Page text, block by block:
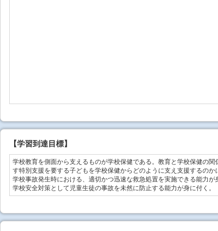
【学習到達目標】
学校教育を側面から支えるものが学校保健である。教育と学校保健の
す特別支援を要する子どもを学校保健からどのように支え支援するの
学校事故発生時における、適切かつ迅速な救急処置を実施できる能力が
学校安全対策として児童生徒の事故を未然に防止する能力が身に付く。